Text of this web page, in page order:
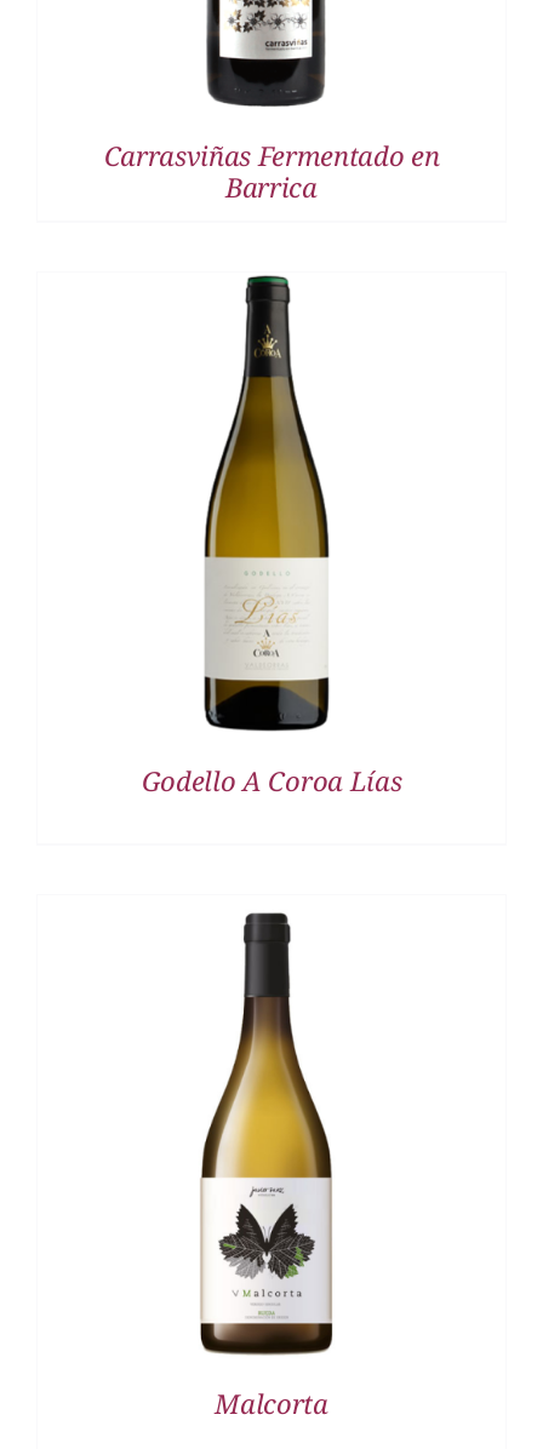
Carrasviñas Fermentado en
Barrica
Godello A Coroa Lías
DETALLES
Malcorta